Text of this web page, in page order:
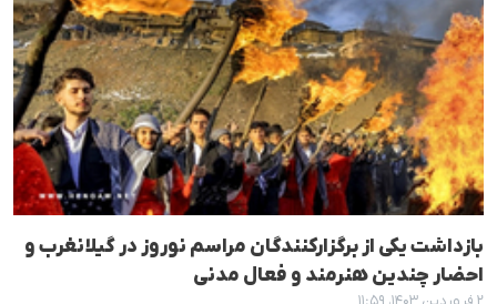
بازداشت یکی از برگزارکنندگان مراسم نوروز در گیلانغرب و
احضار چندین هنرمند و فعال مدنی